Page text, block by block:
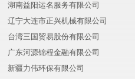
湖南益阳运名服务有限公司
辽宁大连市正兴机械有限公司
台湾三国贸易股份有限公司
广东河源锦程金融有限公司
新疆力伟环保有限公司